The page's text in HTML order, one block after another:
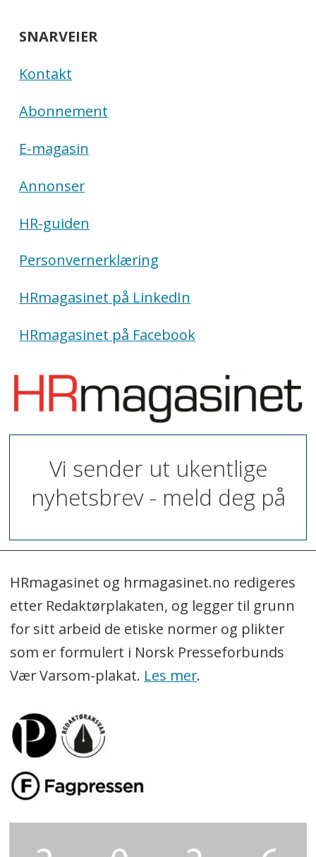
SNARVEIER
Kontakt
Abonnement
E-magasin
Annonser
HR-guiden
Personvernerklæring
HRmagasinet på LinkedIn
HRmagasinet på Facebook
Vi sender ut ukentlige
nyhetsbrev - meld deg på
HRmagasinet og hrmagasinet.no redigeres
etter Redaktørplakaten, og legger til grunn
for sitt arbeid de etiske normer og plikter
som er formulert i Norsk Presseforbunds
Vær Varsom-plakat. Les mer.